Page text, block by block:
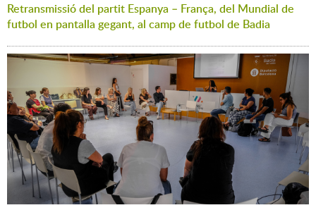
Retransmissió del partit Espanya – França, del Mundial de
futbol en pantalla gegant, al camp de futbol de Badia